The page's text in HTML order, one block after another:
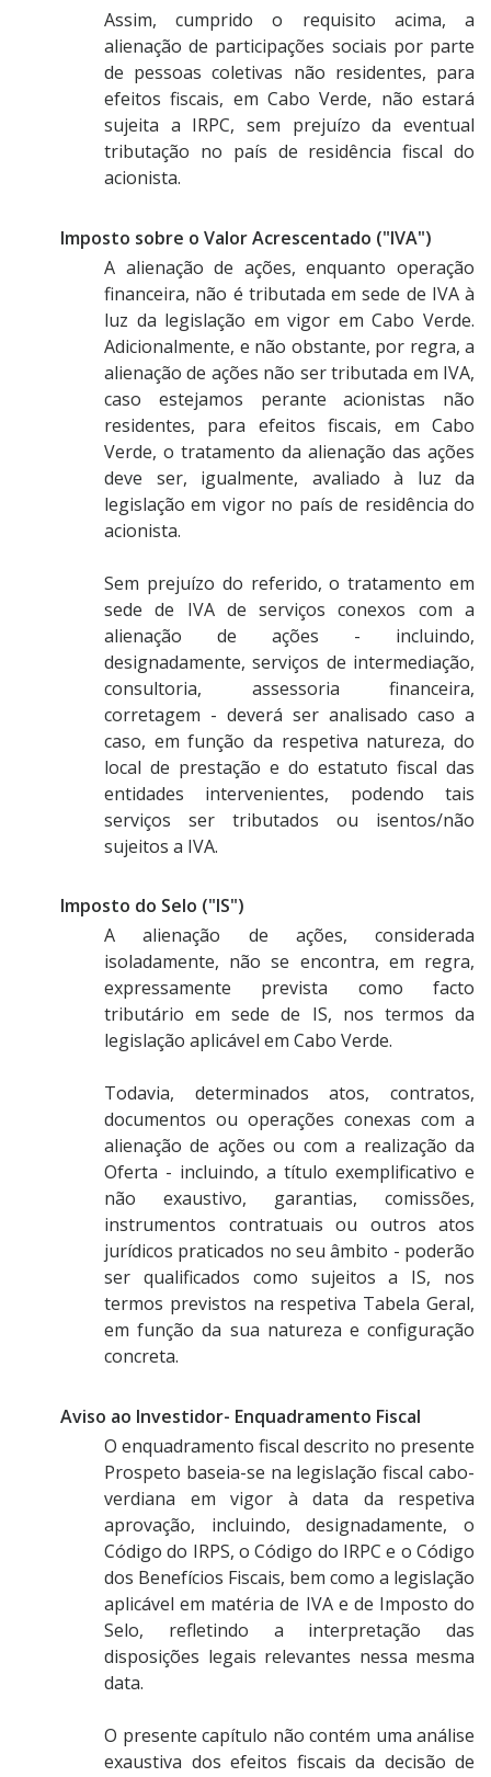
Assim, cumprido o requisito acima, a
alienação de participações sociais por parte
de pessoas coletivas não residentes, para
efeitos fiscais, em Cabo Verde, não estará
sujeita a IRPC, sem prejuízo da eventual
tributação no país de residência fiscal do
acionista.
Imposto sobre o Valor Acrescentado ("IVA")
A alienação de ações, enquanto operação
financeira, não é tributada em sede de IVA à
luz da legislação em vigor em Cabo Verde.
Adicionalmente, e não obstante, por regra, a
alienação de ações não ser tributada em IVA,
caso estejamos perante acionistas não
residentes, para efeitos fiscais, em Cabo
Verde, o tratamento da alienação das ações
deve ser, igualmente, avaliado à luz da
legislação em vigor no país de residência do
acionista.
Sem prejuízo do referido, o tratamento em
sede de IVA de serviços conexos com a
alienação de ações - incluindo,
designadamente, serviços de intermediação,
consultoria, assessoria financeira,
corretagem - deverá ser analisado caso a
caso, em função da respetiva natureza, do
local de prestação e do estatuto fiscal das
entidades intervenientes, podendo tais
serviços ser tributados ou isentos/não
sujeitos a IVA.
Imposto do Selo ("IS")
A alienação de ações, considerada
isoladamente, não se encontra, em regra,
expressamente prevista como facto
tributário em sede de IS, nos termos da
legislação aplicável em Cabo Verde.
Todavia, determinados atos, contratos,
documentos ou operações conexas com a
alienação de ações ou com a realização da
Oferta - incluindo, a título exemplificativo e
não exaustivo, garantias, comissões,
instrumentos contratuais ou outros atos
jurídicos praticados no seu âmbito - poderão
ser qualificados como sujeitos a IS, nos
termos previstos na respetiva Tabela Geral,
em função da sua natureza e configuração
concreta.
Aviso ao Investidor- Enquadramento Fiscal
O enquadramento fiscal descrito no presente
Prospeto baseia-se na legislação fiscal cabo-
verdiana em vigor à data da respetiva
aprovação, incluindo, designadamente, o
Código do IRPS, o Código do IRPC e o Código
dos Benefícios Fiscais, bem como a legislação
aplicável em matéria de IVA e de Imposto do
Selo, refletindo a interpretação das
disposições legais relevantes nessa mesma
data.
O presente capítulo não contém uma análise
exaustiva dos efeitos fiscais da decisão de